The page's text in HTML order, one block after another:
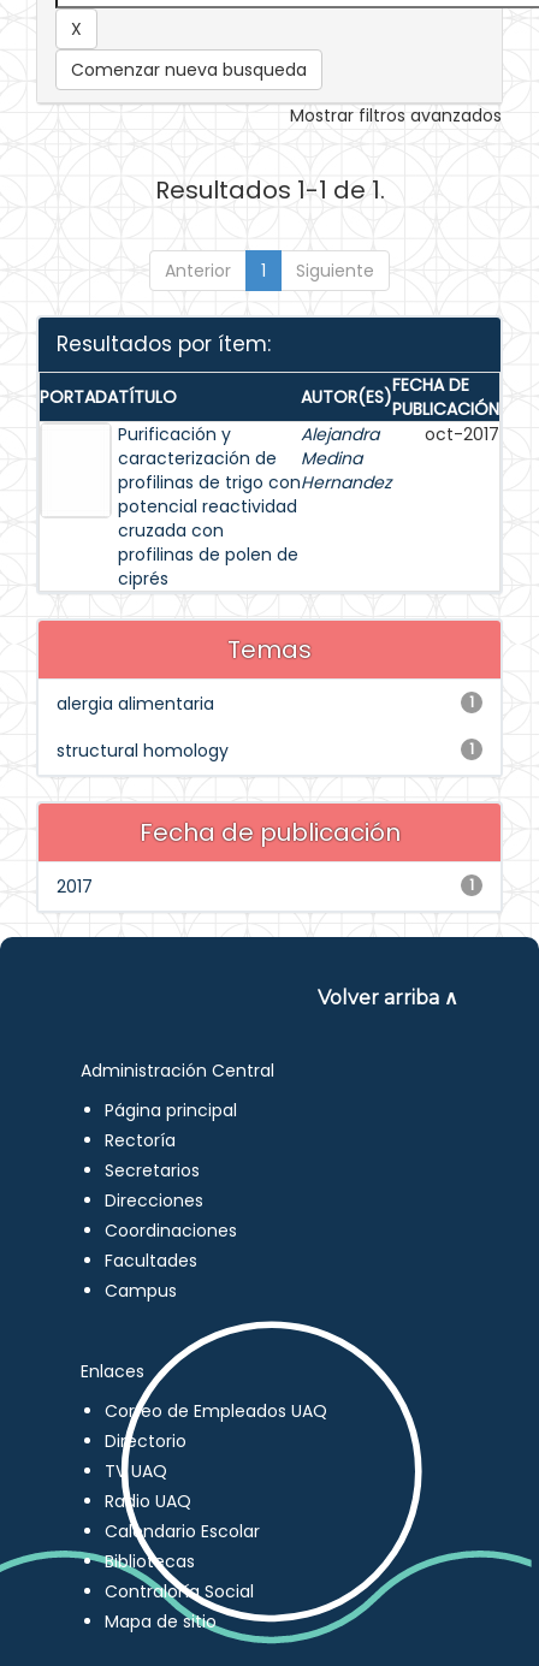
Comenzar nueva busqueda
Mostrar filtros avanzados
Resultados 1-1 de 1.
Anterior 1 Siguiente
Resultados por ítem:
PORTADATÍTULO AUTOR(ES)FECHA DE
PUBLICACIÓN
Purificación y
caracterización de
profilinas de trigo con
potencial reactividad
cruzada con
profilinas de polen de
ciprés
Alejandra
Medina
Hernandez
oct-2017
Temas
1
alergia alimentaria
1
structural homology
Fecha de publicación
1
2017
Volver arriba ∧
Administración Central
Página principal
Rectoría
Secretarios
Direcciones
Coordinaciones
Facultades
Campus
Enlaces
Correo de Empleados UAQ
Directorio
TV UAQ
Radio UAQ
Calendario Escolar
Bibliotecas
Contraloría Social
Mapa de sitio